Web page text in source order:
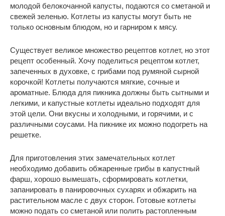
молодой белокочанной капусты, подаются со сметаной и
свежей зеленью. Котлеты из капусты могут быть не
только основным блюдом, но и гарниром к мясу.
Существует великое множество рецептов котлет, но этот
рецепт особенный. Хочу поделиться рецептом котлет,
запеченных в духовке, с грибами под румяной сырной
корочкой! Котлеты получаются мягкие, сочные и
ароматные. Блюда для пикника должны быть сытными и
легкими, и капустные котлеты идеально подходят для
этой цели. Они вкусны и холодными, и горячими, и с
различными соусами. На пикнике их можно подогреть на
решетке.
Для приготовления этих замечательных котлет
необходимо добавить обжаренные грибы в капустный
фарш, хорошо вымешать, сформировать котлетки,
запанировать в панировочных сухарях и обжарить на
растительном масле с двух сторон. Готовые котлеты
можно подать со сметаной или полить растопленным